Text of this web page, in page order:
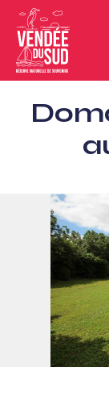
Sud
Vendée
ToerismeVVV-